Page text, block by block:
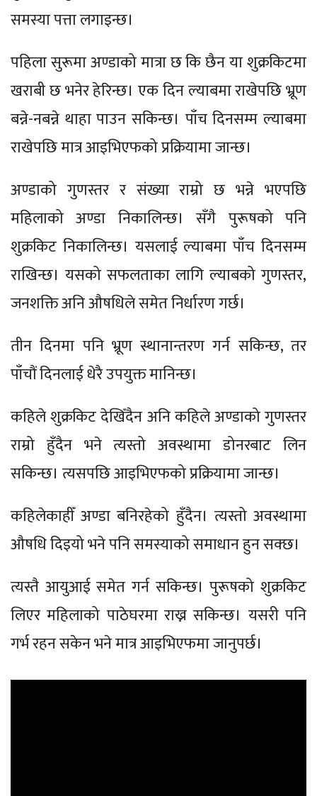
समस्या पत्ता लगाइन्छ।
पहिला सुरूमा अण्डाको मात्रा छ कि छैन या शुक्रकिटमा
खराबी छ भनेर हेरिन्छ। एक दिन ल्याबमा राखेपछि भ्रूण
बन्ने-नबन्ने थाहा पाउन सकिन्छ। पाँच दिनसम्म ल्याबमा
राखेपछि मात्र आइभिएफको प्रक्रियामा जान्छ।
अण्डाको गुणस्तर र संख्या राम्रो छ भन्ने भएपछि
महिलाको अण्डा निकालिन्छ। सँगै पुरूषको पनि
शुक्रकिट निकालिन्छ। यसलाई ल्याबमा पाँच दिनसम्म
राखिन्छ। यसको सफलताका लागि ल्याबको गुणस्तर,
जनशक्ति अनि औषधिले समेत निर्धारण गर्छ।
तीन दिनमा पनि भ्रूण स्थानान्तरण गर्न सकिन्छ, तर
पाँचौं दिनलाई धेरै उपयुक्त मानिन्छ।
कहिले शुक्रकिट देखिँदैन अनि कहिले अण्डाको गुणस्तर
राम्रो हुँदैन भने त्यस्तो अवस्थामा डोनरबाट लिन
सकिन्छ। त्यसपछि आइभिएफको प्रक्रियामा जान्छ।
कहिलेकाहीँ अण्डा बनिरहेको हुँदैन। त्यस्तो अवस्थामा
औषधि दिइयो भने पनि समस्याको समाधान हुन सक्छ।
त्यस्तै आयुआई समेत गर्न सकिन्छ। पुरूषको शुक्रकिट
लिएर महिलाको पाठेघरमा राख्न सकिन्छ। यसरी पनि
गर्भ रहन सकेन भने मात्र आइभिएफमा जानुपर्छ।